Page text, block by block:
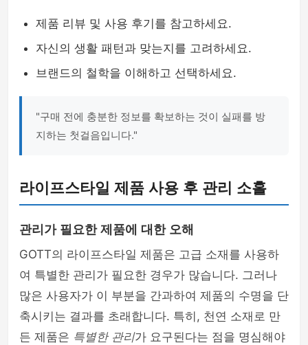
제품 리뷰 및 사용 후기를 참고하세요.
자신의 생활 패턴과 맞는지를 고려하세요.
브랜드의 철학을 이해하고 선택하세요.
"구매 전에 충분한 정보를 확보하는 것이 실패를 방
지하는 첫걸음입니다."
라이프스타일 제품 사용 후 관리 소홀
관리가 필요한 제품에 대한 오해
GOTT의 라이프스타일 제품은 고급 소재를 사용하
여 특별한 관리가 필요한 경우가 많습니다. 그러나
많은 사용자가 이 부분을 간과하여 제품의 수명을 단
축시키는 결과를 초래합니다. 특히, 천연 소재로 만
든 제품은 특별한 관리가 요구된다는 점을 명심해야